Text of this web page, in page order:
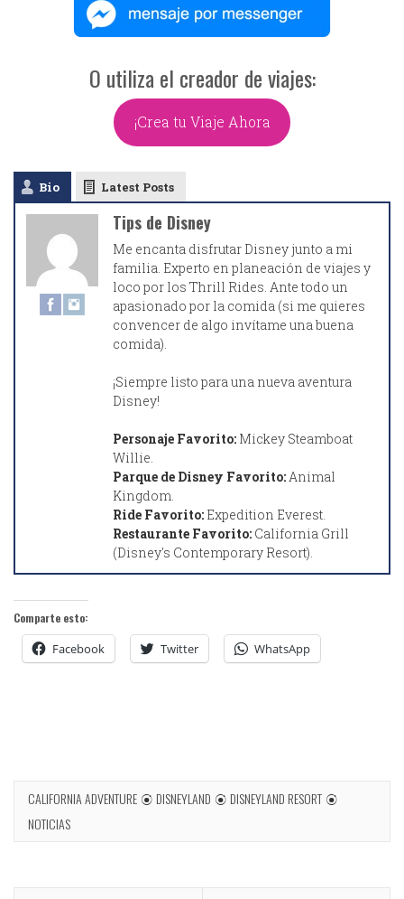
O utiliza el creador de viajes:
¡Crea tu Viaje Ahora
Bio Latest Posts
Tips de Disney
Me encanta disfrutar Disney junto a mi
familia. Experto en planeación de viajes y
loco por los Thrill Rides. Ante todo un
apasionado por la comida (si me quieres
convencer de algo invítame una buena
comida).
¡Siempre listo para una nueva aventura
Disney!
Personaje Favorito: Mickey Steamboat
Willie.
Parque de Disney Favorito: Animal
Kingdom.
Ride Favorito: Expedition Everest.
Restaurante Favorito: California Grill
(Disney's Contemporary Resort).
Comparte esto:
Facebook Twitter WhatsApp
CALIFORNIA ADVENTURE DISNEYLAND
DISNEYLAND RESORT
NOTICIAS